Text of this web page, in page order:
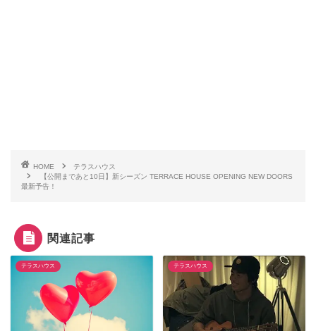
HOME
テラスハウス
【公開まであと10日】新シーズン TERRACE HOUSE OPENING NEW DOORS
最新予告！
関連記事
テラスハウス テラスハウス